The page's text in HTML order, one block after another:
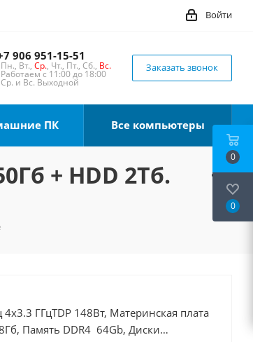
Войти
906 951-15-51
Пн., Вт., Ср., Чт., Пт., Сб., Вс.
Работаем с 11:00 до 18:00
Ср. и Вс. Выходной
Заказать звонок
ПК Все компьютеры
+ HDD 2Тб.
ГГцTDP 148Вт, Материнская плата
Память DDR4 64Gb, Диски
0
0